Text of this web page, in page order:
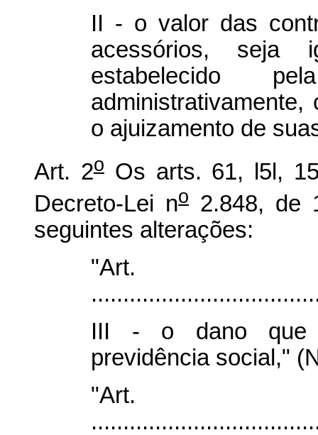
II - o valor das
acessórios, seja
estabelecido
o ajuizamento de
Art. 2oOs arts. 61, l5l,
Decreto-Lei no2.848, de
seguintes alterações:
III - o dano que
previdência social,"